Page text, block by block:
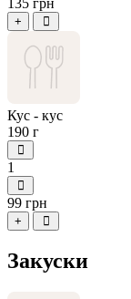
135 грн
+
Кус - кус
190 г
1
99 грн
+
Закуски